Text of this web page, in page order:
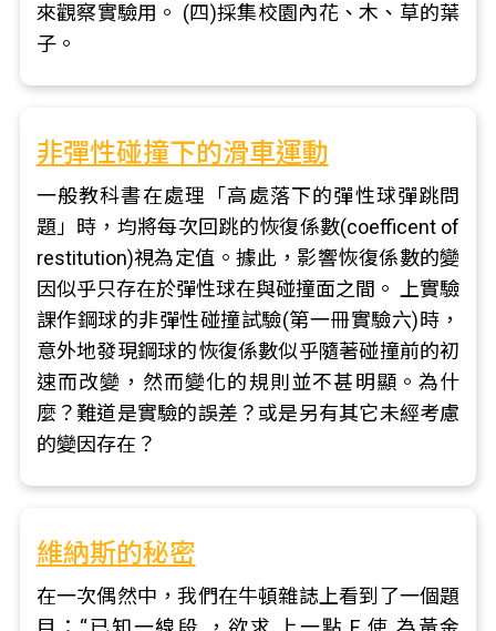
來觀察實驗用。 (四)採集校園內花、木、草的葉
子。
非彈性碰撞下的滑車運動
一般教科書在處理「高處落下的彈性球彈跳問
題」時，均將每次回跳的恢復係數(coefficent of
restitution)視為定值。據此，影響恢復係數的變
因似乎只存在於彈性球在與碰撞面之間。 上實驗
課作鋼球的非彈性碰撞試驗(第一冊實驗六)時，
意外地發現鋼球的恢復係數似乎隨著碰撞前的初
速而改變，然而變化的規則並不甚明顯。為什
麼？難道是實驗的誤差？或是另有其它未經考慮
的變因存在？
維納斯的秘密
在一次偶然中，我們在牛頓雜誌上看到了一個題